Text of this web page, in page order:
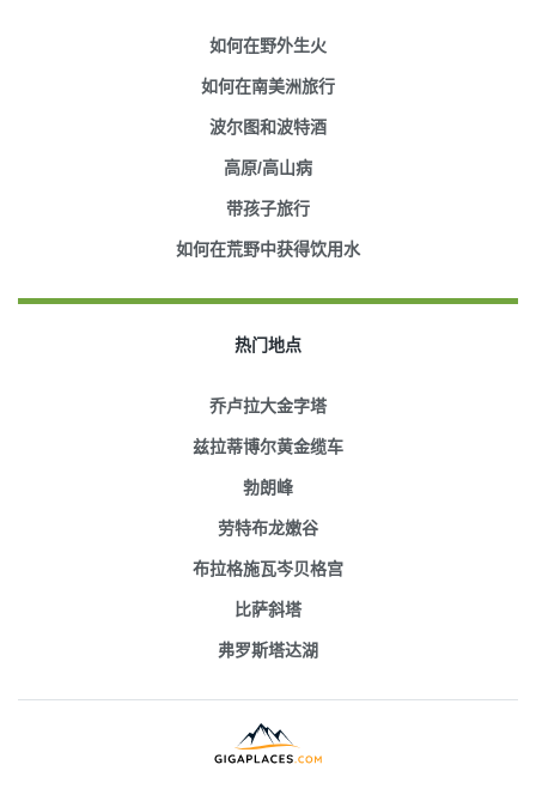
如何在野外生火
如何在南美洲旅行
波尔图和波特酒
高原/高山病
带孩子旅行
如何在荒野中获得饮用水
热门地点
乔卢拉大金字塔
兹拉蒂博尔黄金缆车
勃朗峰
劳特布龙嫩谷
布拉格施瓦岑贝格宫
比萨斜塔
弗罗斯塔达湖